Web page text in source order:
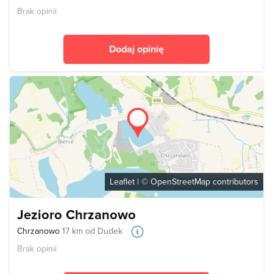
Brak opinii
Dodaj opinię
Leaflet | © OpenStreetMap contributors
Jezioro Chrzanowo
Chrzanowo 17 km od Dudek
Brak opinii